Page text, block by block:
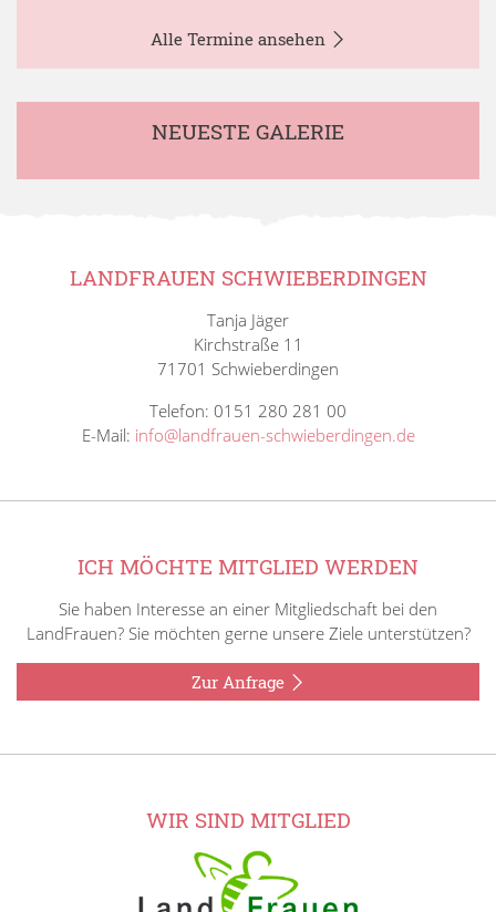
Alle Termine ansehen
NEUESTE GALERIE
LANDFRAUEN SCHWIEBERDINGEN
Tanja Jäger
Kirchstraße 11
71701 Schwieberdingen
Telefon: 0151 280 281 00
E-Mail: info@landfrauen-schwieberdingen.de
ICH MÖCHTE MITGLIED WERDEN
Sie haben Interesse an einer Mitgliedschaft bei den
LandFrauen? Sie möchten gerne unsere Ziele unterstützen?
Zur Anfrage
WIR SIND MITGLIED